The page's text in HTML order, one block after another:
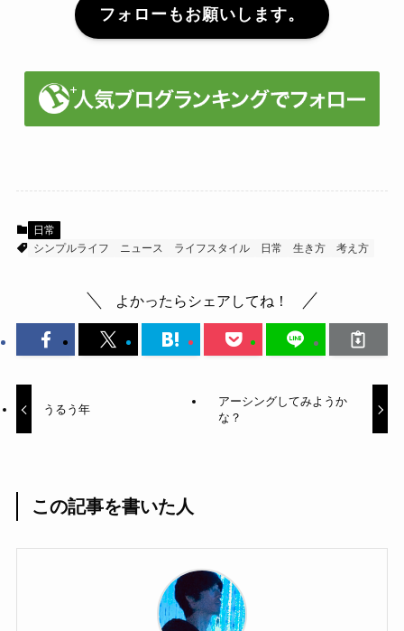
フォローもお願いします。
日常
シンプルライフ
ニュース ライフスタイル 日常 生き方 考え方
よかったらシェアしてね！
うるう年
アーシングしてみようか
な？
この記事を書いた人